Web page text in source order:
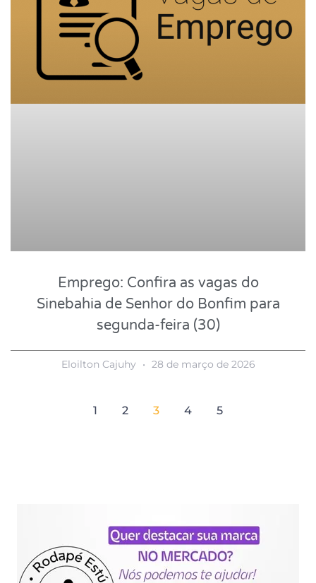
Emprego: Confira as vagas do
Sinebahia de Senhor do Bonfim para
segunda-feira (30)
Eloilton Cajuhy 28 de março de 2026
1 2 3 4 5